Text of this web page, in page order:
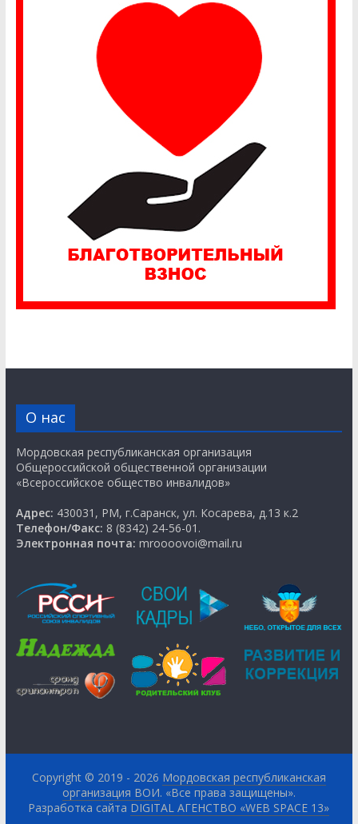
О нас
Мордовская республиканская организация
Общероссийской общественной организации
«Всероссийское общество инвалидов»
Адрес: 430031, РМ, г.Саранск, ул. Косарева, д.13 к.2
Телефон/Факс: 8 (8342) 24-56-01.
Электронная почта: mroooovoi@mail.ru
Copyright © 2019 - 2026 Мордовская республиканская
организация ВОИ. «Все права защищены».
Разработка сайта DIGITAL АГЕНСТВО «WEB SPACE 13»